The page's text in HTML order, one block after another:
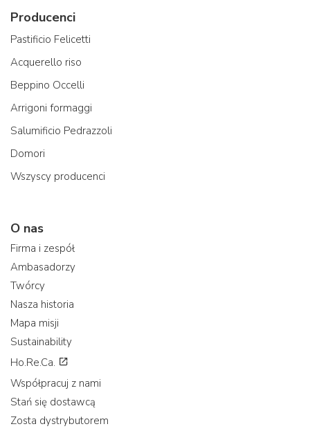
Producenci
Pastificio Felicetti
Acquerello riso
Beppino Occelli
Arrigoni formaggi
Salumificio Pedrazzoli
Domori
Wszyscy producenci
O nas
Firma i zespół
Ambasadorzy
Twórcy
Nasza historia
Mapa misji
Sustainability
Ho.Re.Ca.
Współpracuj z nami
Stań się dostawcą
Zosta dystrybutorem